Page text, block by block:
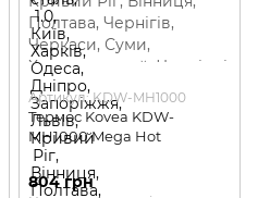
Артикул: KDW-MH1000
Термос Kovea KDW-
MH1000 Mega Hot
804 грн